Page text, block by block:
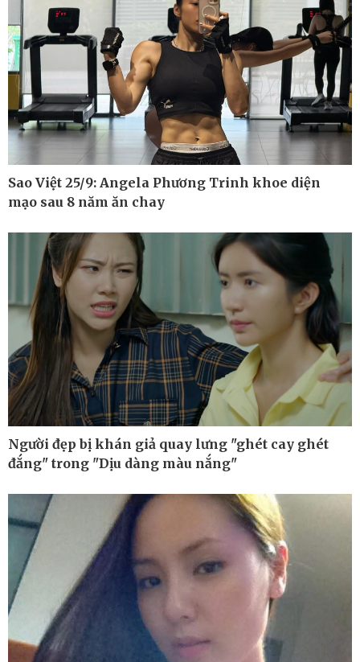
Xe máy
Tư vấn
Thông tin doanh nghiệp
Doanh nghiệp 24h
Doanh nhân
Vì cộng đồng
Công nghệ
Sao Việt 25/9: Angela Phương Trinh khoe diện
mạo sau 8 năm ăn chay
Người đẹp bị khán giả quay lưng "ghét cay ghét
đắng" trong "Dịu dàng màu nắng"